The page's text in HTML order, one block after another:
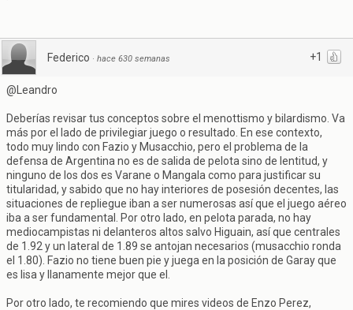
+1
Federico · hace 630 semanas
@Leandro
Deberías revisar tus conceptos sobre el menottismo y bilardismo. Va
más por el lado de privilegiar juego o resultado. En ese contexto,
todo muy lindo con Fazio y Musacchio, pero el problema de la
defensa de Argentina no es de salida de pelota sino de lentitud, y
ninguno de los dos es Varane o Mangala como para justificar su
titularidad, y sabido que no hay interiores de posesión decentes, las
situaciones de repliegue iban a ser numerosas así que el juego aéreo
iba a ser fundamental. Por otro lado, en pelota parada, no hay
mediocampistas ni delanteros altos salvo Higuain, así que centrales
de 1.92 y un lateral de 1.89 se antojan necesarios (musacchio ronda
el 1.80). Fazio no tiene buen pie y juega en la posición de Garay que
es lisa y llanamente mejor que el.
Por otro lado, te recomiendo que mires videos de Enzo Perez,